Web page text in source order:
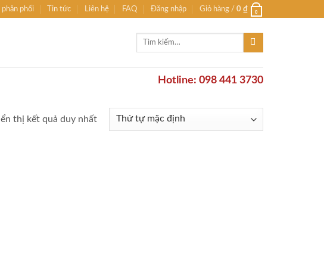
phối Tin tức Liên hệ FAQ Đăng nhập Giỏ hàng / 0 ₫ 0
Tìm
Hotline: 098 441 3730
thị kết quả duy nhất